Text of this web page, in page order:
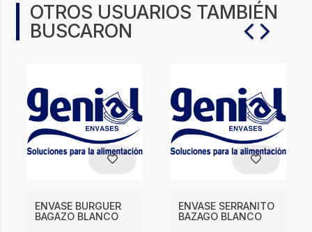
OTROS USUARIOS TAMBIÉN
BUSCARON
ENVASE BURGUER
BAGAZO BLANCO
ENVASE SERRANITO
BAZAGO BLANCO